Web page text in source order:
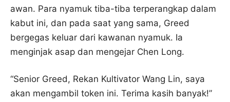
awan. Para nyamuk tiba-tiba terperangkap dalam
kabut ini, dan pada saat yang sama, Greed
bergegas keluar dari kawanan nyamuk. Ia
menginjak asap dan mengejar Chen Long.
“Senior Greed, Rekan Kultivator Wang Lin, saya
akan mengambil token ini. Terima kasih banyak!”